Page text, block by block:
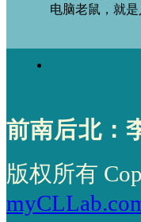
电脑老鼠，就
前南后北：
版权所有